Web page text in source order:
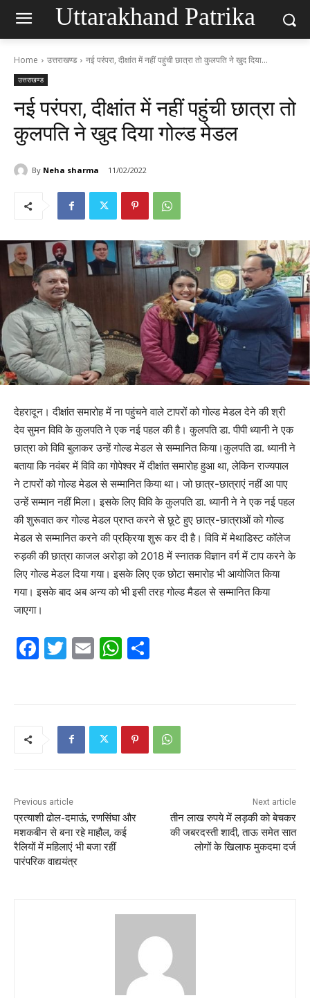
Uttarakhand Patrika
Home उत्तराखण्ड नई परंपरा, दीक्षांत में नहीं पहुंची छात्रा तो कुलपति ने खुद दिया...
उत्तराखण्ड
नई परंपरा, दीक्षांत में नहीं पहुंची छात्रा तो
कुलपति ने खुद दिया गोल्ड मेडल
By Neha sharma 11/02/2022
देहरादून। दीक्षांत समारोह में ना पहुंचने वाले टापरों को गोल्ड मेडल देने की श्री
देव सुमन विवि के कुलपति ने एक नई पहल की है। कुलपति डा. पीपी ध्यानी ने एक
छात्रा को विवि बुलाकर उन्हें गोल्ड मेडल से सम्मानित किया।कुलपति डा. ध्यानी ने
बताया कि नवंबर में विवि का गोपेश्वर में दीक्षांत समारोह हुआ था, लेकिन राज्यपाल
ने टापरों को गोल्ड मेडल से सम्मानित किया था। जो छात्र-छात्राएं नहीं आ पाए
उन्हें सम्मान नहीं मिला। इसके लिए विवि के कुलपति डा. ध्यानी ने ने एक नई पहल
की शुरूवात कर गोल्ड मेडल प्राप्त करने से छूटे हुए छात्र-छात्राओं को गोल्ड
मेडल से सम्मानित करने की प्रक्रिया शुरू कर दी है। विवि में मेथाडिस्ट कॉलेज
रुड़की की छात्रा काजल अरोड़ा को 2018 में स्नातक विज्ञान वर्ग में टाप करने के
लिए गोल्ड मेडल दिया गया। इसके लिए एक छोटा समारोह भी आयोजित किया
गया। इसके बाद अब अन्य को भी इसी तरह गोल्ड मैडल से सम्मानित किया
जाएगा।
F
k
T
E
W
A
p
Previous article
प्रत्याशी ढोल-दमाऊं, रणसिंघा और
मशकबीन से बना रहे माहौल, कई
रैलियों में महिलाएं भी बजा रहीं
पारंपरिक वाद्ययंत्र
Next article
तीन लाख रुपये में लड़की को बेचकर
की जबरदस्ती शादी, ताऊ समेत सात
लोगों के खिलाफ मुकदमा दर्ज